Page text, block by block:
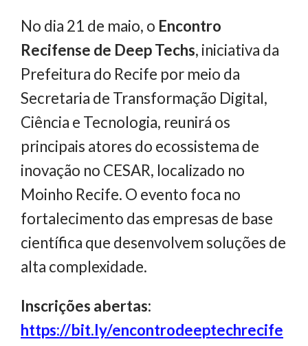
No dia 21 de maio, o Encontro
Recifense de Deep Techs, iniciativa da
Prefeitura do Recife por meio da
Secretaria de Transformação Digital,
Ciência e Tecnologia, reunirá os
principais atores do ecossistema de
inovação no CESAR, localizado no
Moinho Recife. O evento foca no
fortalecimento das empresas de base
científica que desenvolvem soluções de
alta complexidade.
Inscrições abertas:
https://bit.ly/encontrodeeptechrecife